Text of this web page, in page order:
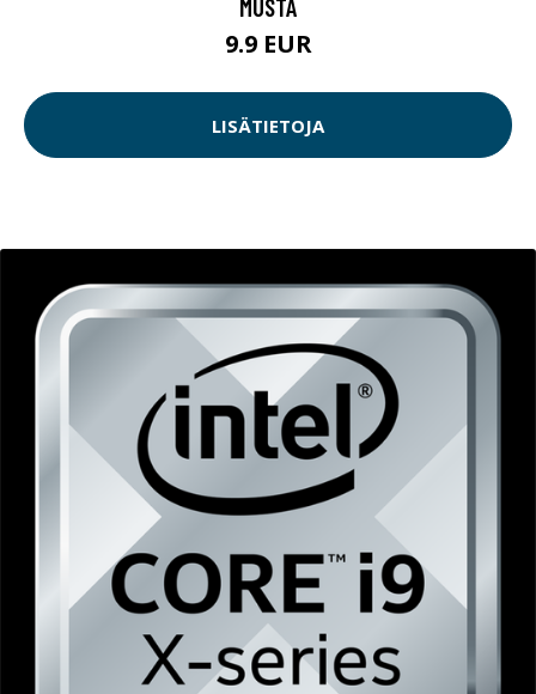
MUSTA
9.9 EUR
LISÄTIETOJA